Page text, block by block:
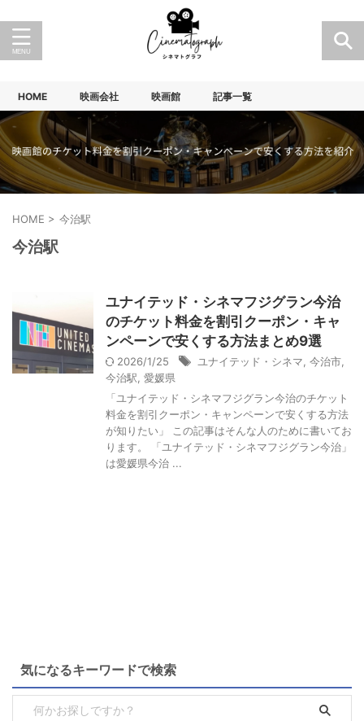
HOME 映画会社 映画館 記事一覧
HOME > 今治駅
今治駅
ユナイテッド・シネマフジグラン今治
のチケット料金を割引クーポン・キャ
ンペーンで安くする方法まとめ9選
2026/1/25 ユナイテッド・シネマ 今治市
今治駅 愛媛県
「ユナイテッド・シネマフジグラン今治のチケット
料金を割引クーポン・キャンペーンで安くする方法
が知りたい」 この記事はそんな人のために書いてお
ります。 「ユナイテッド・シネマフジグラン今治」
は愛媛県今治 ...
気になるキーワードで検索